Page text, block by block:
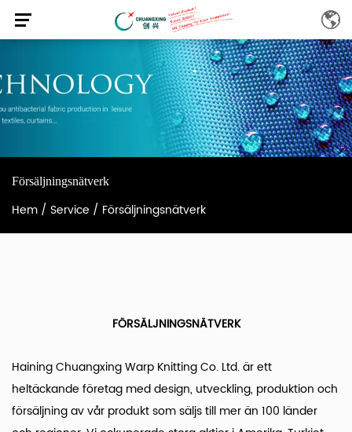
Försäljningsnätverk
Hem / Service / Försäljningsnätverk
FÖRSÄLJNINGSNÄTVERK
Haining Chuangxing Warp Knitting Co. Ltd. är ett
heltäckande företag med design, utveckling, produktion och
försäljning av vår produkt som säljs till mer än 100 länder